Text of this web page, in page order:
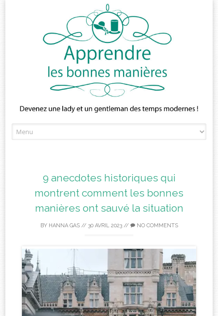
to
9 anecdotes historiques qui
montrent comment les bonnes
manières ont sauvé la situation
BY HANNA GAS// 30 AVRIL 2023// NO COMMENTS